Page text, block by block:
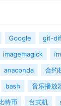
Google git-
imagemagick
anaconda 合约
bash 音乐播放
特币 台式机